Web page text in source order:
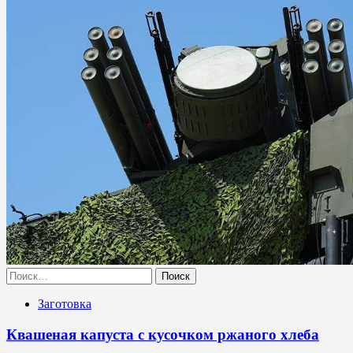
Найти:
Заготовка
Квашеная капуста с кусочком ржаного хлеба